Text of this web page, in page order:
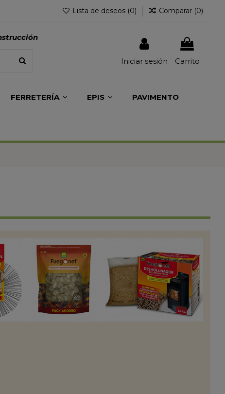
Lista de deseos (0) Comparar (0)
Iniciar sesión Carrito
FERRETERÍA EPIS PAVIMENTO